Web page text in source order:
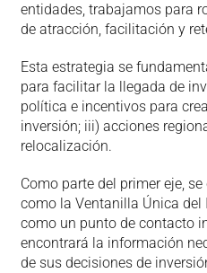
entidades, trabajamos para
de atracción, facilitación y
Esta estrategia se
para facilitar la llegada de
política e incentivos para
inversión; iii) acciones
relocalización.
Como parte del primer eje,
como la Ventanilla Única del
como un punto de contacto
encontrará la información
de sus decisiones de